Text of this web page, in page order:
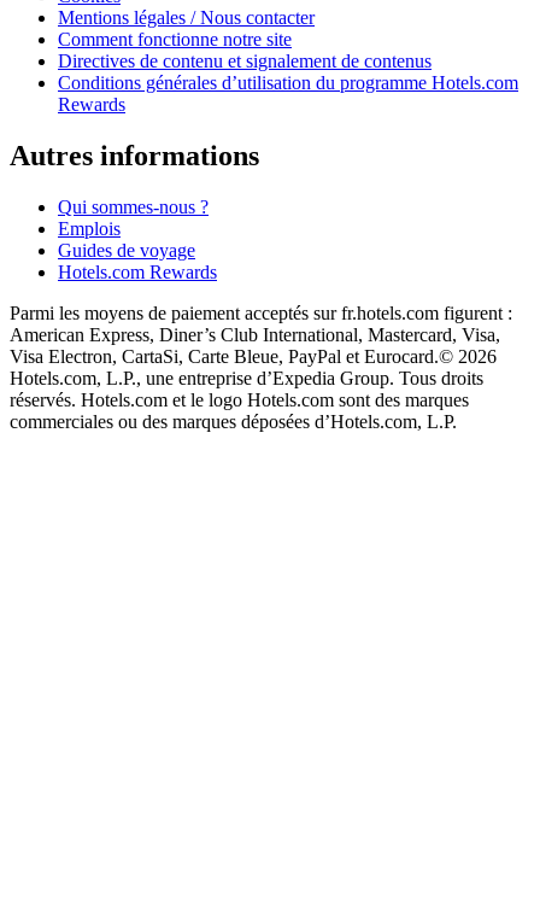
Mentions légales / Nous contacter
Comment fonctionne notre site
Directives de contenu et signalement de contenus
Conditions générales d’utilisation du programme Hotels.com
Rewards
Autres informations
Qui sommes-nous ?
Emplois
Guides de voyage
Hotels.com Rewards
Parmi les moyens de paiement acceptés sur fr.hotels.com figurent :
American Express, Diner’s Club International, Mastercard, Visa,
Visa Electron, CartaSi, Carte Bleue, PayPal et Eurocard.© 2026
Hotels.com, L.P., une entreprise d’Expedia Group. Tous droits
réservés. Hotels.com et le logo Hotels.com sont des marques
commerciales ou des marques déposées d’Hotels.com, L.P.